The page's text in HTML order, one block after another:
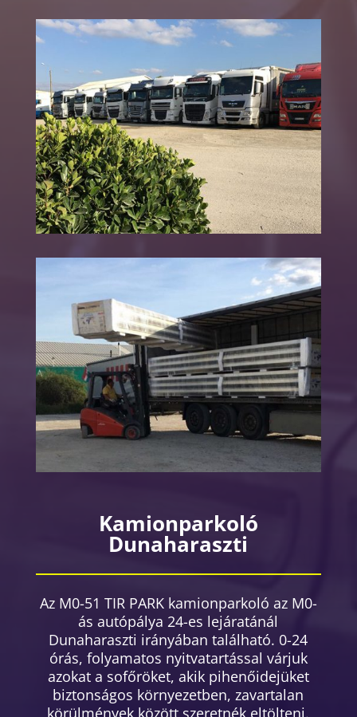
Kamionparkoló
Dunaharaszti
Az M0-51 TIR PARK kamionparkoló az M0-
ás autópálya 24-es lejáratánál
Dunaharaszti irányában található. 0-24
órás, folyamatos nyitvatartással várjuk
azokat a sofőröket, akik pihenőidejüket
biztonságos környezetben, zavartalan
körülmények között szeretnék eltölteni.